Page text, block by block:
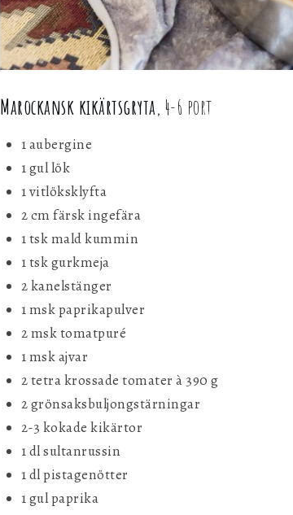
Marockansk kikärtsgryta, 4-6 port
1 aubergine
1 gul lök
1 vitlöksklyfta
2 cm färsk ingefära
1 tsk mald kummin
1 tsk gurkmeja
2 kanelstänger
1 msk paprikapulver
2 msk tomatpuré
1 msk ajvar
2 tetra krossade tomater à 390 g
2 grönsaksbuljongstärningar
2-3 kokade kikärtor
1 dl sultanrussin
1 dl pistagenötter
1 gul paprika